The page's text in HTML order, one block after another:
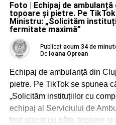
Foto | Echipaj de
topoare și pietre. Pe
Ministru: „Solicităm
fermitate maximă”
Publicat acum 34 de
De Ioana Oprean
Echipaj de ambulanță din
pietre. Pe TikTok se spunea
„Solicităm instituțiilor cu
echipaj al Serviciului de
fost atacat cu bâte, topoare